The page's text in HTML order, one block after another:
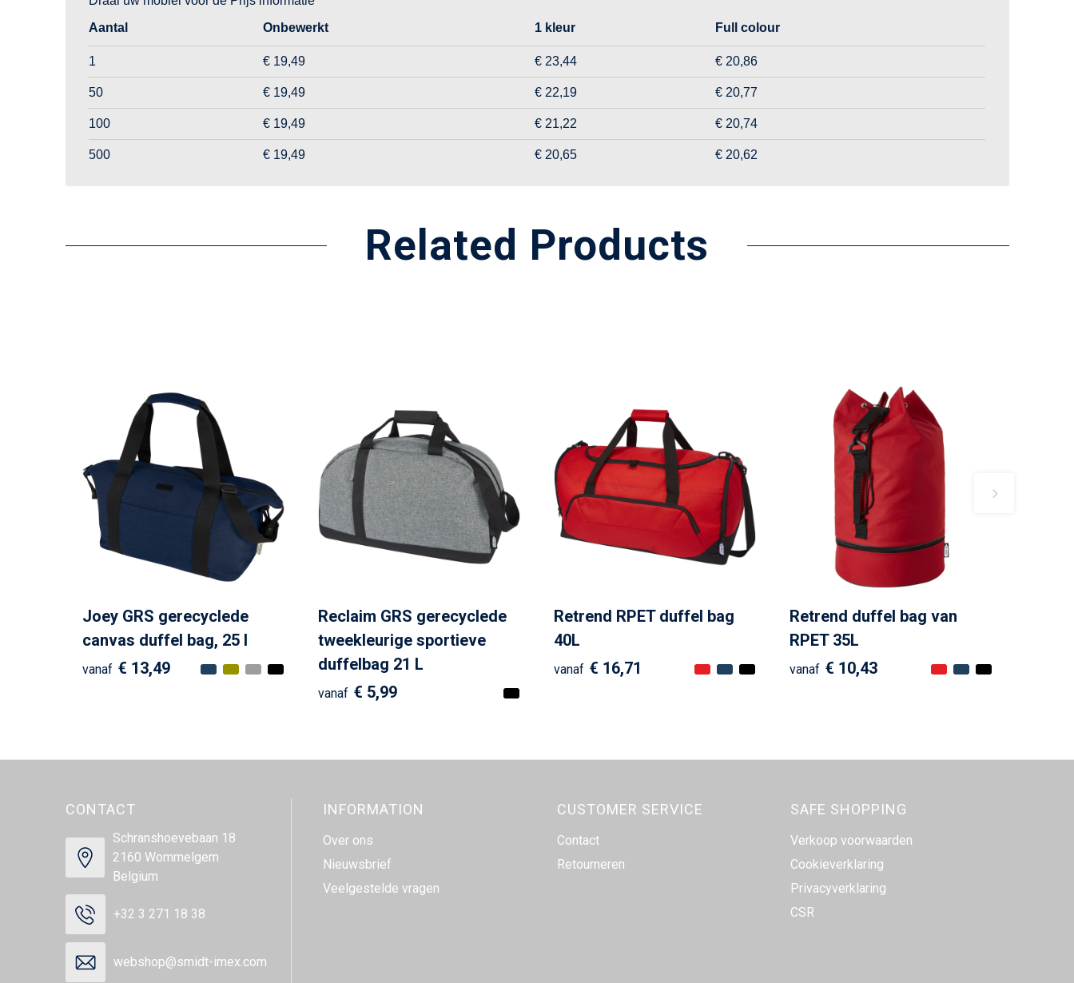
Aantal
Onbewerkt 1 kleur Full colour
1 € 19,49 € 23,44 € 20,86
50 € 19,49 € 22,19 € 20,77
100 € 19,49 € 21,22 € 20,74
500 € 19,49 € 20,65 € 20,62
Related Products
Joey GRS gerecyclede
canvas duffel bag, 25 l
vanaf € 13,49
Reclaim GRS gerecyclede
tweekleurige sportieve
duffelbag 21 L
vanaf € 5,99
Retrend RPET duffel bag
40L
vanaf € 16,71
Retrend duffel bag van
RPET 35L
vanaf € 10,43
CONTACT
Schranshoevebaan 18
2160 Wommelgem
Belgium
+32 3 271 18 38
webshop@smidt-imex.com
INFORMATION
Over ons
Nieuwsbrief
Veelgestelde vragen
CUSTOMER SERVICE
Contact
Retourneren
SAFE SHOPPING
Verkoop voorwaarden
Cookieverklaring
Privacyverklaring
CSR